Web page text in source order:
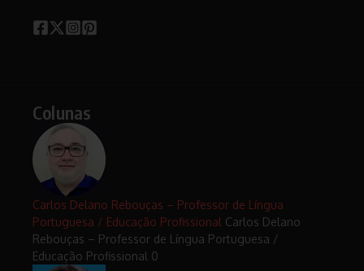
Colunas
Carlos Delano Rebouças – Professor de Língua
Portuguesa / Educação Profissional Carlos Delano
Rebouças – Professor de Língua Portuguesa /
Educação Profissional 0